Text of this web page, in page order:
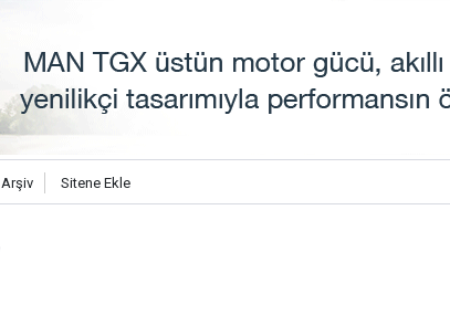
Arşiv Sitene Ekle